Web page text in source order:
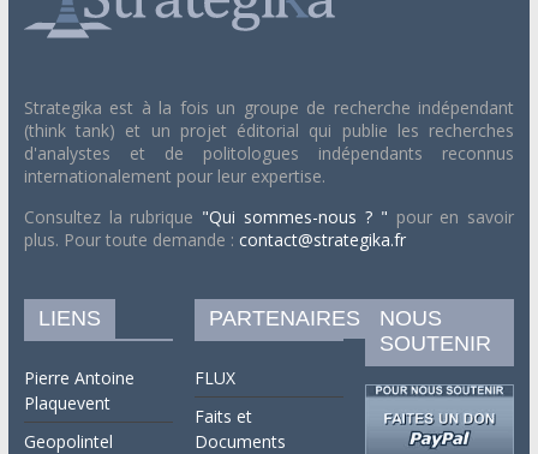
Strategika est à la fois un groupe de recherche indépendant
(think tank) et un projet éditorial qui publie les recherches
d'analystes et de politologues indépendants reconnus
internationalement pour leur expertise.
Consultez la rubrique "Qui sommes-nous ? " pour en savoir
plus. Pour toute demande : contact@strategika.fr
LIENS
Pierre Antoine
Plaquevent
Geopolintel
PARTENAIRES
FLUX
Faits et
Documents
NOUS
SOUTENIR